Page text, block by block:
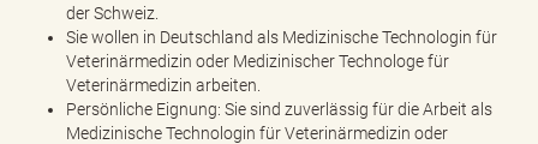
der Schweiz.
Sie wollen in Deutschland als Medizinische Technologin für
Veterinärmedizin oder Medizinischer Technologe für
Veterinärmedizin arbeiten.
Persönliche Eignung: Sie sind zuverlässig für die Arbeit als
Medizinische Technologin für Veterinärmedizin oder